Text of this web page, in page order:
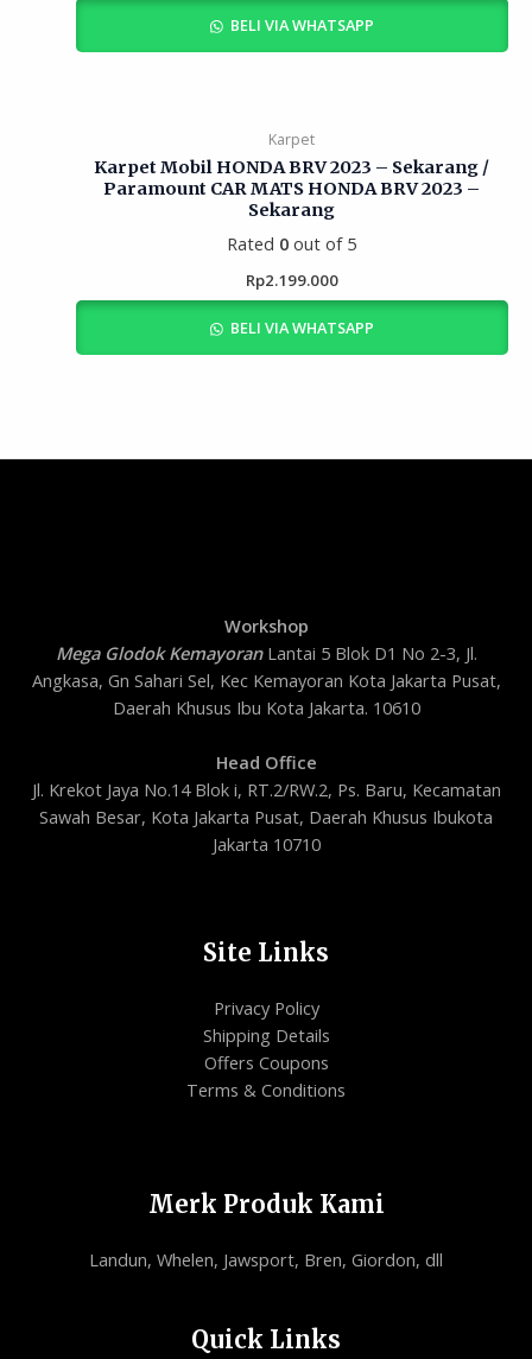
BELI VIA WHATSAPP
Karpet
Karpet Mobil HONDA BRV 2023 – Sekarang /
Paramount CAR MATS HONDA BRV 2023 –
Sekarang
Rated 0 out of 5
Rp2.199.000
BELI VIA WHATSAPP
Workshop
Mega Glodok KemayoranLantai 5 Blok D1 No 2-3, Jl.
Angkasa, Gn Sahari Sel, Kec Kemayoran Kota Jakarta Pusat,
Daerah Khusus Ibu Kota Jakarta. 10610
Head Office
Jl. Krekot Jaya No.14 Blok i, RT.2/RW.2, Ps. Baru, Kecamatan
Sawah Besar, Kota Jakarta Pusat, Daerah Khusus Ibukota
Jakarta 10710
Site Links
Privacy Policy
Shipping Details
Offers Coupons
Terms & Conditions
Merk Produk Kami
Landun, Whelen, Jawsport, Bren, Giordon, dll
Quick Links